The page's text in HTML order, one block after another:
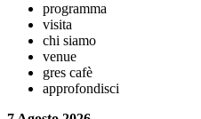
programma
visita
chi siamo
venue
gres cafè
approfondisci